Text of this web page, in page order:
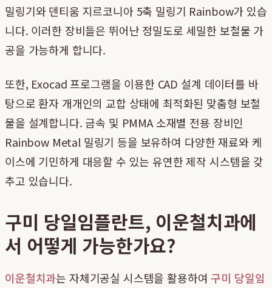
밀링기와 덴티움 지르코니아 5축 밀링기 Rainbow가 있습
니다. 이러한 장비들은 뛰어난 정밀도로 세밀한 보철물 가
공을 가능하게 합니다.
또한, Exocad 프로그램을 이용한 CAD 설계 데이터를 바
탕으로 환자 개개인의 교합 상태에 최적화된 맞춤형 보철
물을 설계합니다. 금속 및 PMMA 소재별 전용 장비인
Rainbow Metal 밀링기 등을 보유하여 다양한 재료와 케
이스에 기민하게 대응할 수 있는 유연한 제작 시스템을 갖
추고 있습니다.
구미 당일임플란트, 이운철치과에
서 어떻게 가능한가요?
이운철치과는 자체기공실 시스템을 활용하여구미 당일임